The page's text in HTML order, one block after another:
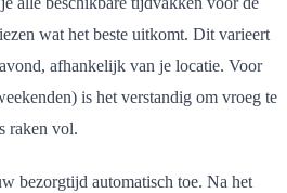
wat het beste uitkomt. Dit varieert
afhankelijk van je locatie. Voor
is het verstandig om vroeg te
raken vol.
bezorgtijd automatisch toe. Na het